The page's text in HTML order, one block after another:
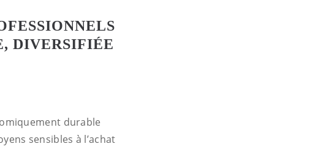
DIVERSIFIÉE
durable
sensibles à l’achat